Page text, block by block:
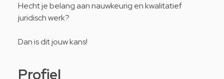
Hecht je belang aan nauwkeurig en kwalitatief
juridisch werk?
Dan is dit jouw kans!
Profiel